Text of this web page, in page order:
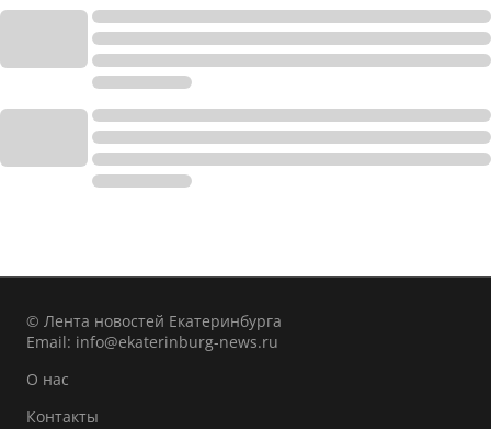
© Лента новостей Екатеринбурга
Email: info@ekaterinburg-news.ru
О нас
Контакты